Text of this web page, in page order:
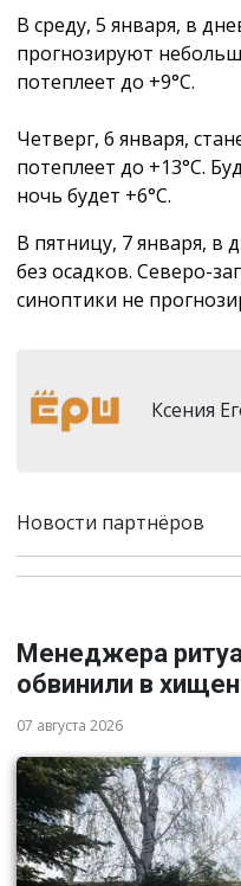
В среду, 5 января, в
прогнозируют
потеплеет до +9°С.
Четверг, 6 января,
потеплеет до +13°С.
ночь будет +6°С.
В пятницу, 7 января, в
без осадков. Северо-
синоптики не
Ксения
Новости партнёров
Менеджера
обвинили в
07 августа 2026